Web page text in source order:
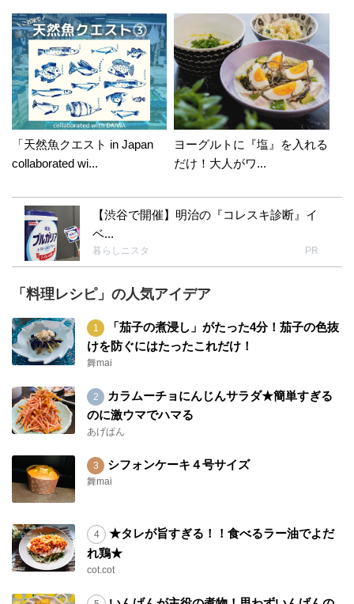
「天然魚クエスト in Japan
collaborated wi...
ヨーグルトに『塩』を入れる
だけ！大人がワ...
【渋谷で開催】明治の『コレスキ診断』イ
ベ...
暮らしニスタ PR
「料理レシピ」の人気アイデア
「茄子の煮浸し」がたった4分！茄子の色抜
けを防ぐにはたったこれだけ！
舞mai
カラムーチョにんじんサラダ★簡単すぎる
のに激ウマでハマる
あげぱん
シフォンケーキ４号サイズ
舞mai
★タレが旨すぎる！！食べるラー油でよだ
れ鶏★
cot.cot